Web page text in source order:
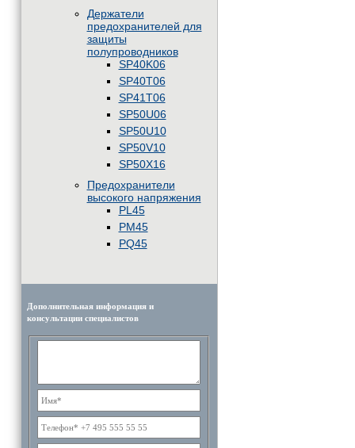
Держатели
предохранителей для
защиты
полупроводников
SP40K06
SP40T06
SP41T06
SP50U06
SP50U10
SP50V10
SP50X16
Предохранители
высокого напряжения
PL45
PM45
PQ45
Дополнительная информация и
консультации специалистов